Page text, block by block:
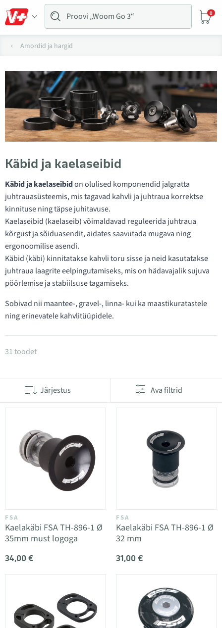
0
Amordid ja hargid
Käbid ja kaelaseibid
Käbid ja kaelaseibidon olulised komponendid jalgratta
juhtrauasüsteemis, mis tagavad kahvli ja juhtraua korrektse
kinnituse ning täpse juhitavuse.
Kaelaseibid (kaelaseib) võimaldavad reguleerida juhtraua
kõrgust ja sõiduasendit, aidates saavutada mugava ning
ergonoomilise asendi.
Käbid (käbi) kinnitatakse kahvli toru sisse ja neid kasutatakse
juhtraua laagrite eelpingutamiseks, mis on hädavajalik sujuva
pöörlemise ja stabiilsuse tagamiseks.
Sobivad nii maantee-, gravel-, linna- kui ka maastikuratastele
ning erinevatele kahvlitüüpidele.
Tooted kategoorias Käbid ja kaelaseibid
31 toodet
Järjestus Ava filtrid
FSA
Kaelakäbi FSA TH-896-1 Ø
35mm must logoga
34,00 €
FSA
Kaelakäbi FSA TH-896-1 Ø
32 mm
31,00 €